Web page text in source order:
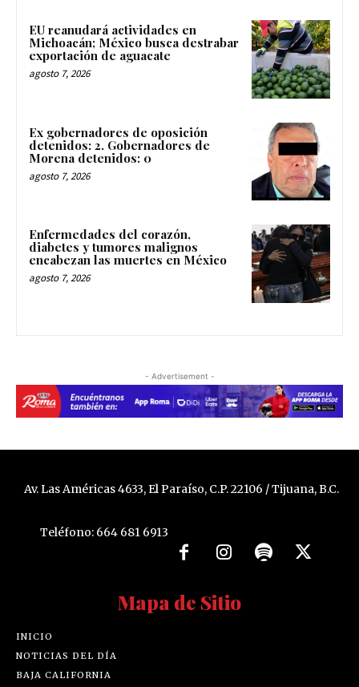
EU reanudará actividades en
Michoacán; México busca destrabar
exportación de aguacate
agosto 7, 2026
Ex gobernadores de oposición
detenidos: 2. Gobernadores de
Morena detenidos: 0
agosto 7, 2026
Enfermedades del corazón,
diabetes y tumores malignos
encabezan las muertes en México
agosto 7, 2026
- Advertisement -
Av. Las Américas 4633, El Paraíso, C.P. 22106 / Tijuana, B.C.
Teléfono: 664 681 6913
Mapa de Sitio
INICIO
NOTICIAS DEL DÍA
BAJA CALIFORNIA